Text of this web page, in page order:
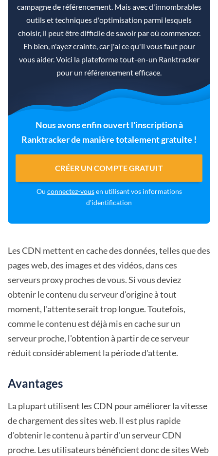
campagne de référencement. Mais avec d'innombrables
outils et techniques d'optimisation parmi lesquels
choisir, il peut être difficile de savoir par où commencer.
Eh bien, n'ayez crainte, car j'ai ce qu'il vous faut pour
vous aider. Voici la plateforme tout-en-un Ranktracker
pour un référencement efficace.
Nous avons enfin ouvert l'inscription à
Ranktracker de manière totalement gratuite !
CRÉER UN COMPTE GRATUIT
Ou connectez-vousen utilisant vos informations
d'identification
Les CDN mettent en cache des données, telles que des
pages web, des images et des vidéos, dans ces
serveurs proxy proches de vous. Si vous deviez
obtenir le contenu du serveur d'origine à tout
moment, l'attente serait trop longue. Toutefois,
comme le contenu est déjà mis en cache sur un
serveur proche, l'obtention à partir de ce serveur
réduit considérablement la période d'attente.
Avantages
La plupart utilisent les CDN pour améliorer la vitesse
de chargement des sites web. Il est plus rapide
d'obtenir le contenu à partir d'un serveur CDN
proche. Les utilisateurs bénéficient donc de sites Web